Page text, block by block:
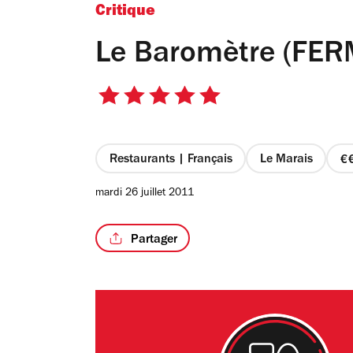
Critique
Le Baromètre
5
étoiles
Restaurants | Français Le Marais
mardi 26 juillet 2011
Partager